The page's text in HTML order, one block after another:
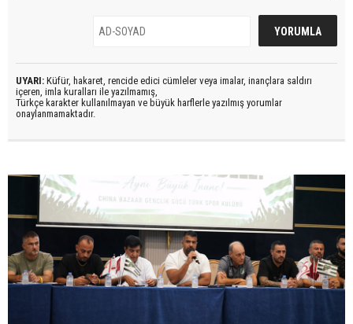
UYARI: Küfür, hakaret, rencide edici cümleler veya imalar, inançlara saldırı
içeren, imla kuralları ile yazılmamış,
Türkçe karakter kullanılmayan ve büyük harflerle yazılmış yorumlar
onaylanmamaktadır.